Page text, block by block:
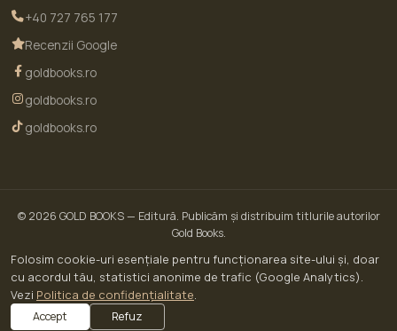
+40 727 765 177
Recenzii Google
goldbooks.ro
goldbooks.ro
goldbooks.ro
© 2026 GOLD BOOKS— Editură. Publicăm și distribuim titlurile autorilor
Gold Books.
© 2026 GoldBooks · un serviciu WOW SITE EXPERT SRL · CUI RO30450643 · Str.
Liliacului nr. 16, Baia Mare, jud. Maramureș
ANPC — Soluționarea Alternativă a Litigiilor (SAL)
Site dezvoltat de
Folosim cookie-uri esențiale pentru funcționarea site-ului și, doar
cu acordul tău, statistici anonime de trafic (Google Analytics).
Vezi Politica de confidențialitate.
Accept Refuz